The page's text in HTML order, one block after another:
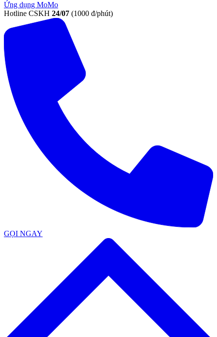
Ứng dụng MoMo
Hotline CSKH 24/07 (1000 đ/phút)
GỌI NGAY